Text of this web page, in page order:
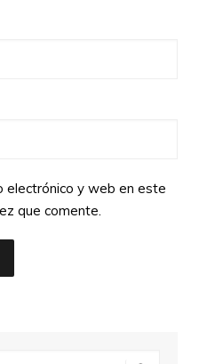
electrónico y web en este
que comente.